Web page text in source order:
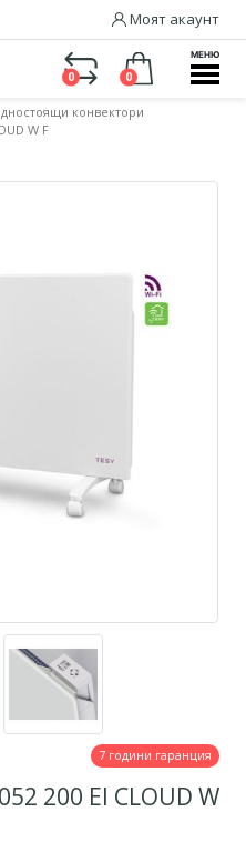
Моят акаунт
0 0
МЕНЮ
конвектори
W F
7 години гаранция
200 EI CLOUD W